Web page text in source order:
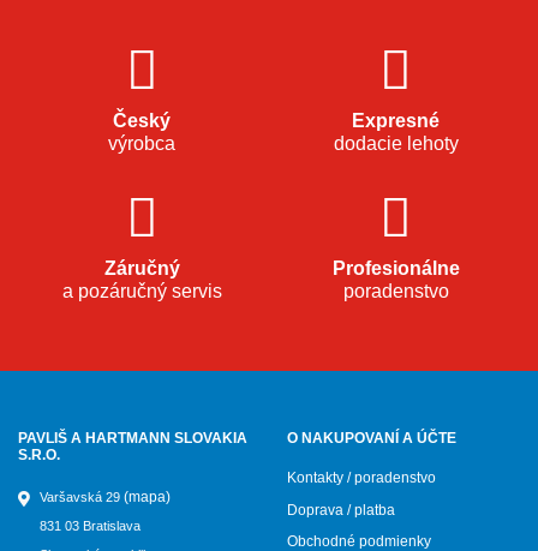
Český
výrobca
Expresné
dodacie lehoty
Záručný
a pozáručný servis
Profesionálne
poradenstvo
PAVLIŠ A HARTMANN SLOVAKIA
S.R.O.
Varšavská 29 (mapa)
831 03 Bratislava
O NAKUPOVANÍ A ÚČTE
Kontakty / poradenstvo
Doprava / platba
Obchodné podmienky